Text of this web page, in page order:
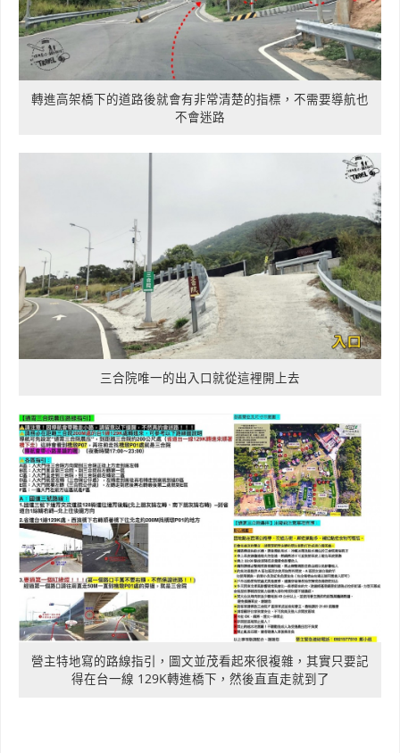
轉進高架橋下的道路後就會有非常清楚的指標，不需要導航也
不會迷路
三合院唯一的出入口就從這裡開上去
營主特地寫的路線指引，圖文並茂看起來很複雜，其實只要記
得在台一線 129K轉進橋下，然後直直走就到了